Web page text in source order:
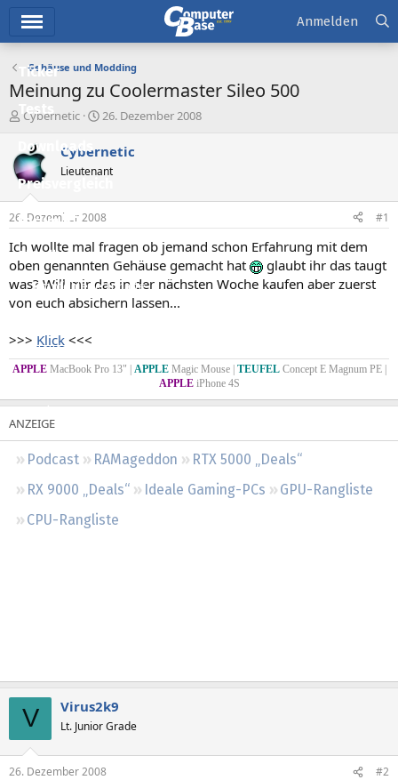
Ticker
Tests
Downloads
Preisvergleich
Forum
Aktuelles
Empfohlene Inhalte
Neueste Aktivitäten
Regeln
Podcast RAMageddon
RTX 5000 „Deals“
RX 9000 „Deals“
Ideale Gaming-PCs
GPU-Rangliste
CPU-Rangliste
Anmelden
Gehäuse und Modding
Meinung zu Coolermaster Sileo 500
E
t
e
e
r
Cybernetic
E
s
e
l
t
a
26. Dezember 2008
Cybernetic
Lieutenant
26. Dezember 2008 #1
Ich wollte mal fragen ob jemand schon Erfahrung mit dem
oben genannten Gehäuse gemacht hat
glaubt ihr das taugt
was? Will mir das in der nächsten Woche kaufen aber zuerst
von euch absichern lassen...
>>> Klick <<<
APPLEMacBook Pro 13" | APPLEMagic Mouse | TEUFELConcept E Magnum PE |
APPLEiPhone 4S
V Virus2k9
Lt. Junior Grade
26. Dezember 2008 #2